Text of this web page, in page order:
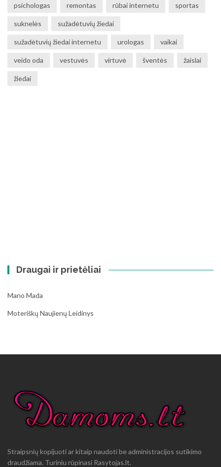
psichologas remontas rūbai internetu sportas
suknelės sužadėtuvių žiedai
sužadėtuvių žiedai internetu urologas vaikai
veido oda vestuvės virtuvė šventės žaislai
žiedai
Draugai ir prietėliai
Mano Mada
Moteriškų Naujienų Leidinys
Straipsnių kopijuoti ar kitaip naudoti be administracijos sutikimo
draudžiama. Turiniu rūpinasi Rasytojas.lt.